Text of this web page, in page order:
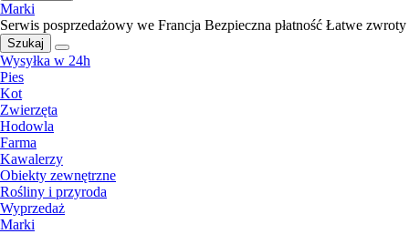
Marki
Serwis posprzedażowy we Francja Bezpieczna płatność Łatwe zwroty
Szukaj
Wysyłka w 24h
Pies
Kot
Zwierzęta
Hodowla
Farma
Kawalerzy
Obiekty zewnętrzne
Rośliny i przyroda
Wyprzedaż
Marki